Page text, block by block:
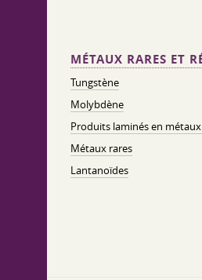
MÉTAUX RARES ET
Tungstène
Molybdène
Produits laminés en
Métaux rares
Lantanoïdes